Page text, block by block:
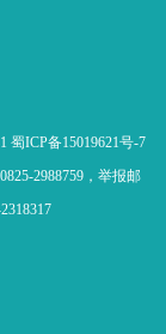
蜀ICP备15019621号-7
2988759，举报邮